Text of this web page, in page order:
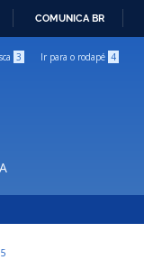
COMUNICA BR
3 Ir para o rodapé 4